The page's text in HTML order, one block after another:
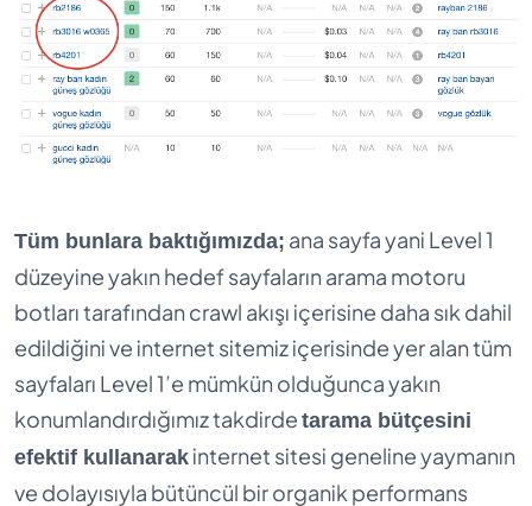
Tüm bunlara baktığımızda; ana sayfa yani Level 1
düzeyine yakın hedef sayfaların arama motoru
botları tarafından crawl akışı içerisine daha sık dahil
edildiğini ve internet sitemiz içerisinde yer alan tüm
sayfaları Level 1’e mümkün olduğunca yakın
konumlandırdığımız takdirde tarama bütçesini
efektif kullanarak internet sitesi geneline yaymanın
ve dolayısıyla bütüncül bir organik performans